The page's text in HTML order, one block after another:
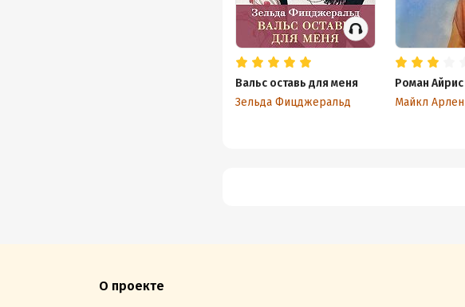
Вальс оставь для меня
Зельда Фицджеральд
Роман Айрис
Майкл Арлен
О проекте